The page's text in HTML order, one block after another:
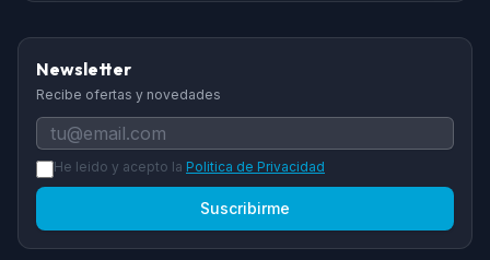
Newsletter
Recibe ofertas y novedades
He leido y acepto la Politica de Privacidad
Suscribirme